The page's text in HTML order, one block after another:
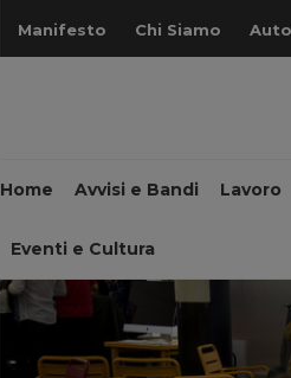
Manifesto Chi Siamo
Home Avvisi e Bandi Lavoro
Eventi e Cultura